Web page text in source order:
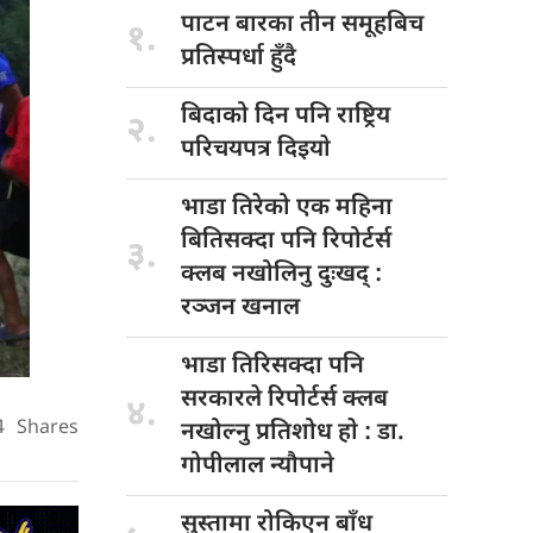
Shares
१. पाटन बारकातीन समूहबिच
प्रतिस्पर्धा हुँदै
२. बिदाको दिनपनि राष्ट्रिय
परिचयपत्र दिइयाे
३.
भाडा तिरेकोएक महिना
बितिसक्दा पनि रिपोर्टर्स
क्लब नखोलिनु दुःखद् :
रञ्जन खनाल
४.
भाडा तिरिसक्दापनि
सरकारले रिपोर्टर्स क्लब
नखोल्नु प्रतिशोध हाे : डा‍‍‍.
गोपीलाल न्यौपाने
सुस्तामा रोकिएनबाँध